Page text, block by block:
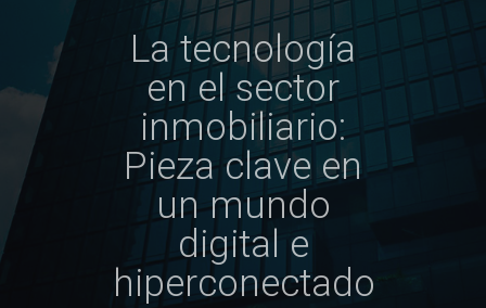
La tecnología
en el sector
inmobiliario:
Pieza clave en
un mundo
digital e
hiperconectado